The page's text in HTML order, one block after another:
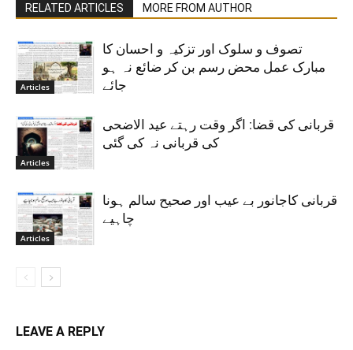
RELATED ARTICLES MORE FROM AUTHOR
Articles
تصوف و سلوک اور تزکیہ و احسان کا
مبارک عمل محض رسم بن کر ضائع نہ ہو
جائے
Articles
قربانی کی قضا: اگر وقت رہتے عید الاضحی
کی قربانی نہ کی گئی
Articles
قربانی کاجانور بے عیب اور صحیح سالم ہونا
چاہیے
LEAVE A REPLY